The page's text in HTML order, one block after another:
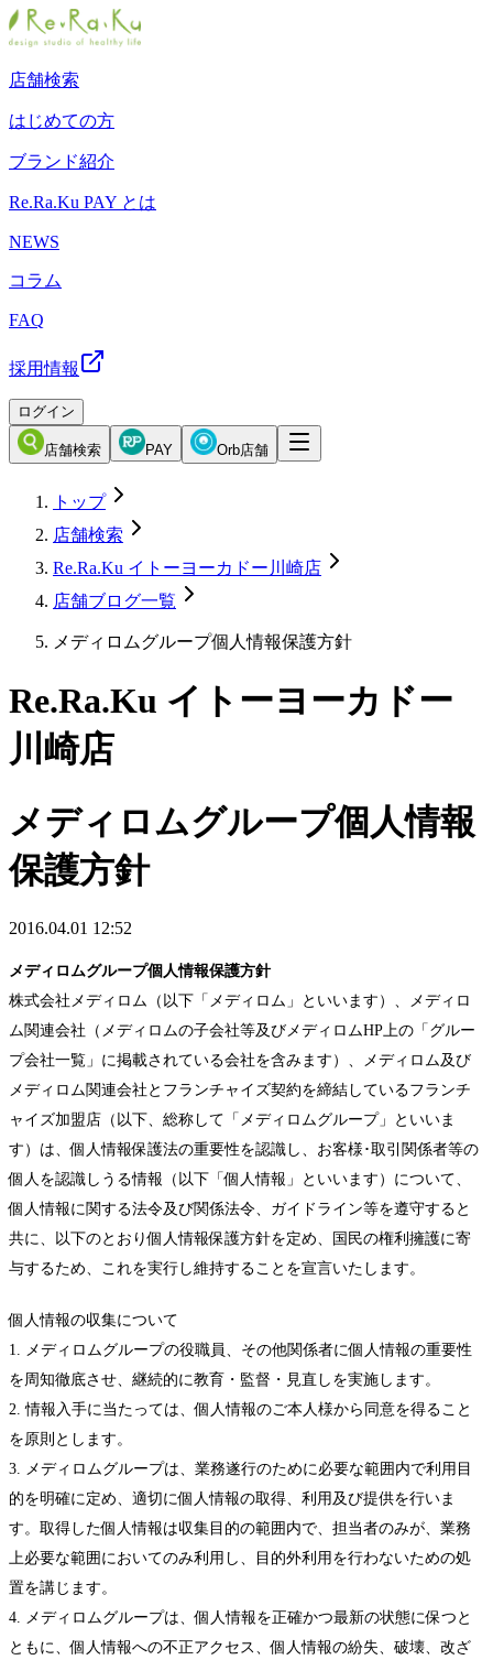
店舗検索
はじめての方
ブランド紹介
Re.Ra.Ku PAY とは
NEWS
コラム
FAQ
採用情報
ログイン
店舗検索 PAY Orb店舗
トップ
店舗検索
Re.Ra.Ku イトーヨーカドー川崎店
店舗ブログ一覧
メディロムグループ個人情報保護方針
Re.Ra.Ku イトーヨーカドー
川崎店
メディロムグループ個人情報
保護方針
2016.04.01 12:52
メディロムグループ個人情報保護方針
株式会社メディロム（以下「メディロム」といいます）、メディロ
ム関連会社（メディロムの子会社等及びメディロムHP上の「グルー
プ会社一覧」に掲載されている会社を含みます）、メディロム及び
メディロム関連会社とフランチャイズ契約を締結しているフランチ
ャイズ加盟店（以下、総称して「メディロムグループ」といいま
す）は、個人情報保護法の重要性を認識し、お客様･取引関係者等の
個人を認識しうる情報（以下「個人情報」といいます）について、
個人情報に関する法令及び関係法令、ガイドライン等を遵守すると
共に、以下のとおり個人情報保護方針を定め、国民の権利擁護に寄
与するため、これを実行し維持することを宣言いたします。
個人情報の収集について
1. メディロムグループの役職員、その他関係者に個人情報の重要性
を周知徹底させ、継続的に教育・監督・見直しを実施します。
2. 情報入手に当たっては、個人情報のご本人様から同意を得ること
を原則とします。
3. メディロムグループは、業務遂行のために必要な範囲内で利用目
的を明確に定め、適切に個人情報の取得、利用及び提供を行いま
す。取得した個人情報は収集目的の範囲内で、担当者のみが、業務
上必要な範囲においてのみ利用し、目的外利用を行わないための処
置を講じます。
4. メディロムグループは、個人情報を正確かつ最新の状態に保つと
ともに、個人情報への不正アクセス、個人情報の紛失、破壊、改ざ